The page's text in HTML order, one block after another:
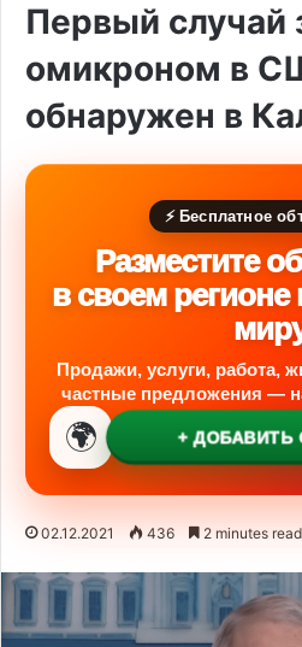
Первый случай
омикроном в
обнаружен в
⚡ Бесплатное
Разместите
в своем
Продажи, услуги, работа,
частные предложения —
🌍 + ДОБАВИТЬ
02.12.2021 436 2 minutes read